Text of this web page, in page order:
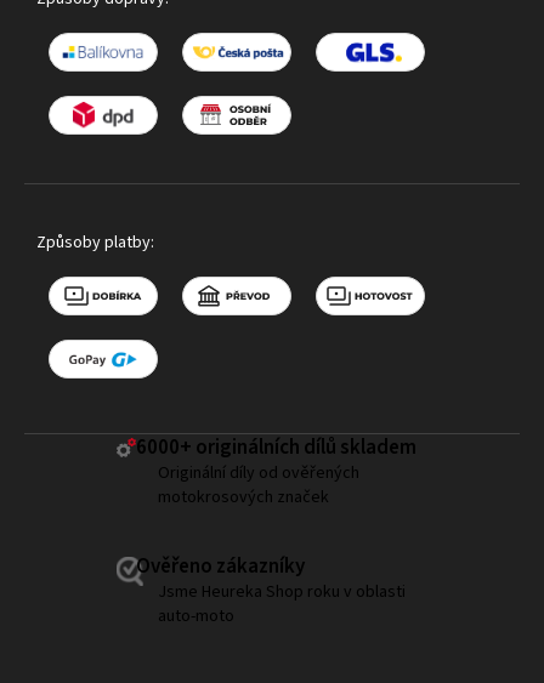
Způsoby platby:
6000+ ​originálních dílů skladem
Originální díly od ověřených
motokrosových značek
Ověřeno zákazníky
Jsme Heureka Shop roku v oblasti
auto-moto